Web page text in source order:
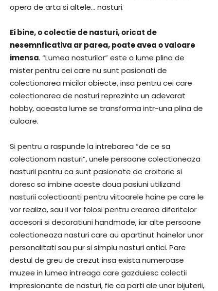
opera de arta si altele… nasturi.
Ei bine, o colectie de nasturi, oricat de
nesemnficativa ar parea, poate avea o valoare
imensa. “Lumea nasturilor” este o lume plina de
mister pentru cei care nu sunt pasionati de
colectionarea micilor obiecte, insa pentru cei care
colectionarea de nasturi reprezinta un adevarat
hobby, aceasta lume se transforma intr-una plina de
culoare.
Si pentru a raspunde la intrebarea “de ce sa
colectionam nasturi”, unele persoane colectioneaza
nasturii pentru ca sunt pasionate de croitorie si
doresc sa imbine aceste doua pasiuni utilizand
nasturii colectioanti pentru viitoarele haine pe care le
vor realiza, sau ii vor folosi pentru crearea diferitelor
accesorii si decoratiuni handmade, iar alte persoane
colectioneaza nasturi care au apartinut hainelor unor
personalitati sau pur si simplu nasturi antici. Pare
destul de greu de crezut insa exista numeroase
muzee in lumea intreaga care gazduiesc colectii
impresionante de nasturi, fie ca parti ale unor bijuterii,